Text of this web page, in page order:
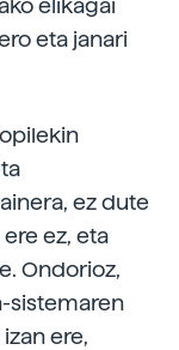
elikagai
eta janari
ez dute
ez, eta
Ondorioz,
sistemaren
ere,